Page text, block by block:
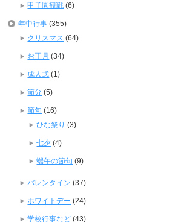
甲子園観戦 (6)
年中行事 (355)
クリスマス (64)
お正月 (34)
成人式 (1)
節分 (5)
節句 (16)
ひな祭り (3)
七夕 (4)
端午の節句 (9)
バレンタイン (37)
ホワイトデー (24)
学校行事など (43)